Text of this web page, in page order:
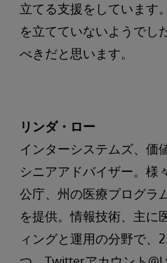
立てる支援をしています
を立てていないようでし
べきだと思います。
リンダ・ロー
インターシステムズ、価
シニアアドバイザー。様
公庁、州の医療プログラ
を提供。情報技術、主に
ィングと運用の分野で、